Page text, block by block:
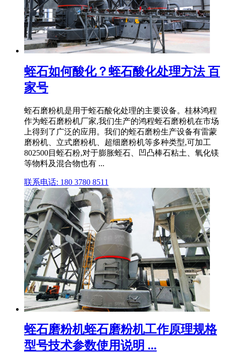
蛭石如何酸化？蛭石酸化处理方法 百
家号
蛭石磨粉机是用于蛭石酸化处理的主要设备。桂林鸿程
作为蛭石磨粉机厂家,我们生产的鸿程蛭石磨粉机在市场
上得到了广泛的应用。我们的蛭石磨粉生产设备有雷蒙
磨粉机、立式磨粉机、超细磨粉机等多种类型,可加工
802500目蛭石粉,对于膨胀蛭石、凹凸棒石粘土、氧化镁
等物料及混合物也有 ...
联系电话: 180 3780 8511
蛭石磨粉机蛭石磨粉机工作原理规格
型号技术参数使用说明 ...